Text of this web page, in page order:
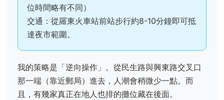
位時間略有不同）
交通：從羅東火車站前站步行約8-10分鐘即可抵
達夜市範圍。
我的策略是「逆向操作」。從民生路與興東路交叉口
那一端（靠近郵局）進去，人潮會稍微少一點。而
且，有幾家真正在地人也排的攤位藏在後面。